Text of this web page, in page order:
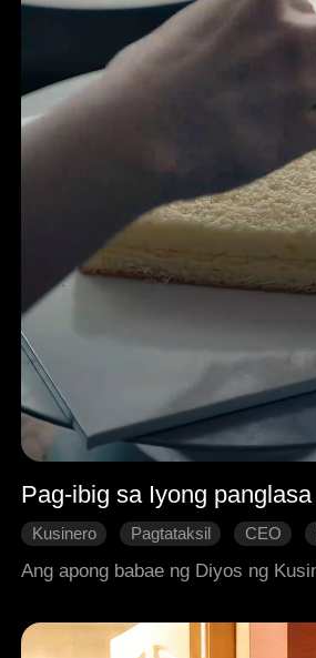
Pag-ibig sa Iyong panglasa
Kusinero Pagtataksil CEO